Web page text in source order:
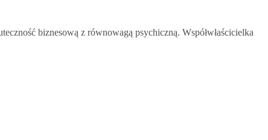
biznesową z równowagą psychiczną. Współwłaścicielka